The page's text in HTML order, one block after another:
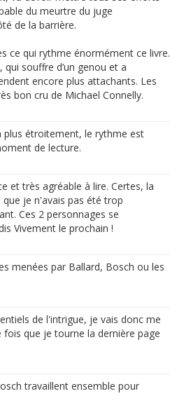
du meurtre du juge
de la barrière.
ce qui rythme énormément ce livre.
souffre d’un genou et a
encore plus attachants. Les
bon cru de Michael Connelly.
plus étroitement, le rythme est
de lecture.
et très agréable à lire. Certes, la
je n'avais pas été trop
Ces 2 personnages se
Vivement le prochain !
menées par Ballard, Bosch ou les
de l'intrigue, je vais donc me
que je tourne la dernière page
travaillent ensemble pour